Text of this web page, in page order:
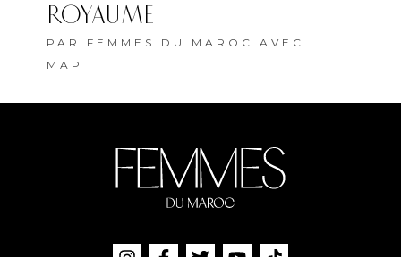
ROYAUME
PAR FEMMES DU MAROC AVEC
MAP